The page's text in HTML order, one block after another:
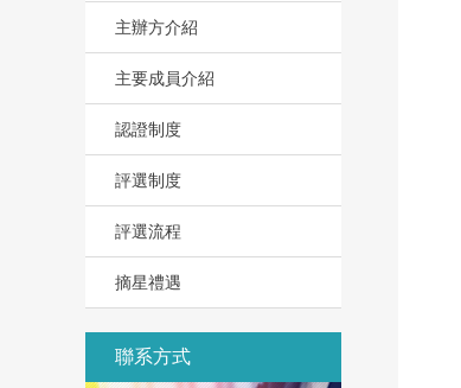
主辦方介紹
主要成員介紹
認證制度
評選制度
評選流程
摘星禮遇
聯系方式